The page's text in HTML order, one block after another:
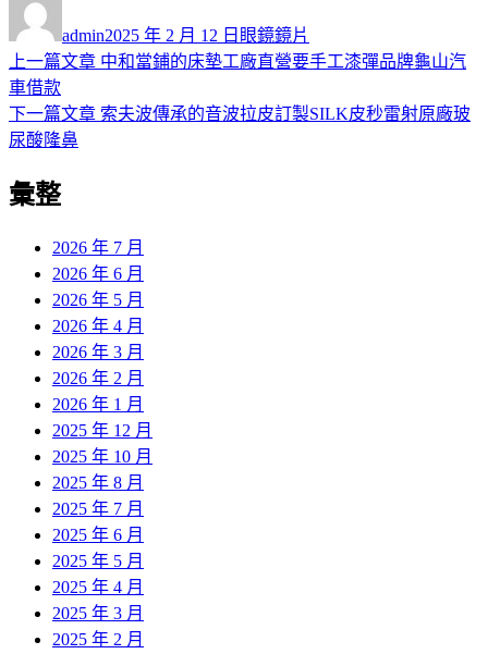
者
admin佈
日
2025 年 2 月 12 日 類
眼鏡鏡片
文
章
導
覽
上一篇文章 上
篇
中和當鋪的床墊工廠直營要手工漆彈品牌龜山汽
車借款
下一篇文章 下
索夫波傳承的音波拉皮訂製SILK皮秒雷射原廠玻
尿酸隆鼻
彙整
2026 年 7 月
2026 年 6 月
2026 年 5 月
2026 年 4 月
2026 年 3 月
2026 年 2 月
2026 年 1 月
2025 年 12 月
2025 年 10 月
2025 年 8 月
2025 年 7 月
2025 年 6 月
2025 年 5 月
2025 年 4 月
2025 年 3 月
2025 年 2 月